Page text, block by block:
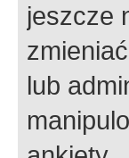
jeszcze
lub